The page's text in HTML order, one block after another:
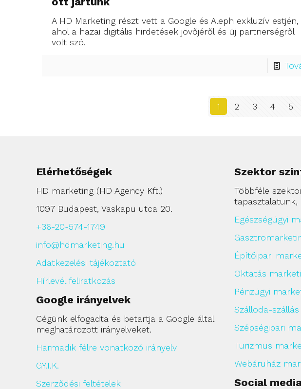
A HD Marketing részt vett a Google és Aleph exkluzív estjén,
ahol a hazai digitális hirdetések jövőjéről és új partnerségről
volt szó.
1 2 3 4 5
Elérhetőségek
HD marketing (HD Agency Kft.)
1097 Budapest, Vaskapu utca 20.
+36-20-574-1749
info@hdmarketing.hu
Adatkezelési tájékoztató
Hírlevél feliratkozás
Google irányelvek
Cégünk elfogadta és betartja a Google által
meghatározott irányelveket.
Harmadik félre vonatkozó irányelv
GY.I.K.
Szerződési feltételek
Szektor
Többféle
tapasztalatunk,
Egészségügyi
Építőipari
Oktatás
Pénzügyi
Szálloda-
Szépségipari
Turizmus
Webáruház
Social